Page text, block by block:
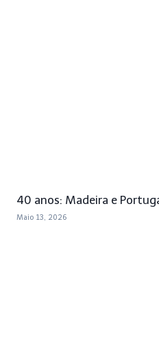
40 anos: Madeira e
Maio 13, 2026